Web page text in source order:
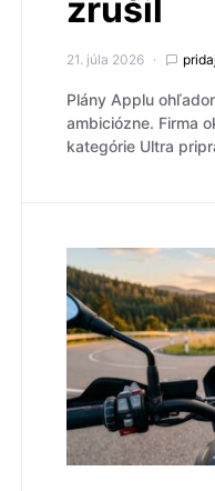
zrušil
21. júla 2026
Plány Applu
ambiciózne. Firma
kategórie Ultra